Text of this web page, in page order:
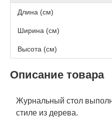
Длина (см)
Ширина (см)
Высота (см)
Описание товара
Журнальный стол
стиле из дерева.